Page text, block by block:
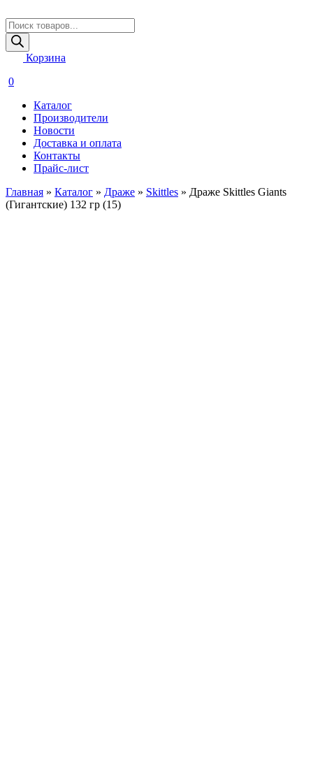
Поиск
товаров
Корзина
0
Каталог
Производители
Новости
Доставка и оплата
Контакты
Прайс-лист
Главная » Каталог » Драже » Skittles » Драже Skittles Giants
(Гигантские) 132 гр (15)